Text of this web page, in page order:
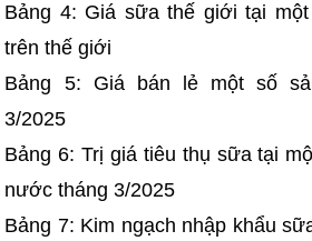
Bảng 4: Giá sữa thế giới tại
trên thế giới
Bảng 5: Giá bán lẻ một số
3/2025
Bảng 6: Trị giá tiêu thụ sữa tại
nước tháng 3/2025
Bảng 7: Kim ngạch nhập khẩu